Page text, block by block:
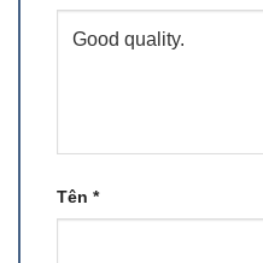
Tên *